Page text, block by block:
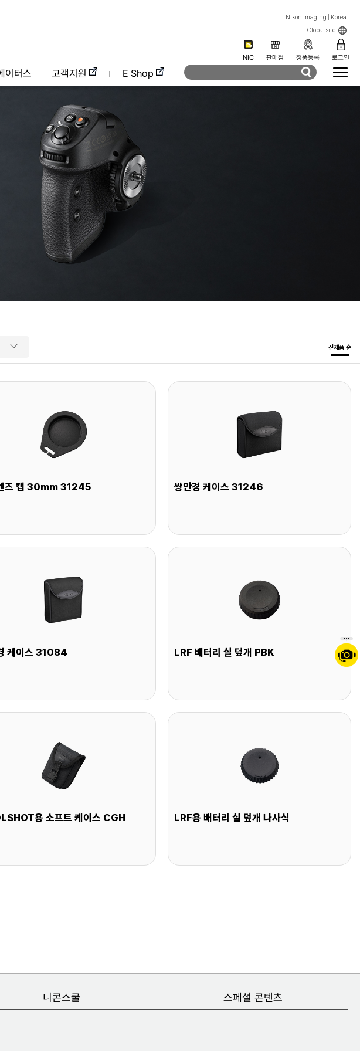
Nikon Imaging | Korea
Global site
NIC 판매점 정품등록 로그인
이터스 고객지원 E Shop
신제품 순
즈 캡 30mm 31245 쌍안경 케이스 31246
케이스 31084 LRF 배터리 실 덮개 PBK
용 소프트 케이스 CGH LRF용 배터리 실 덮개 나사식
니콘스쿨 스페셜 콘텐츠